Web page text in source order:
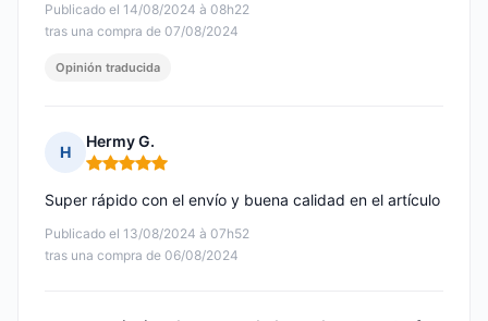
Publicado el 14/08/2024 à 08h22
tras una compra de 07/08/2024
Opinión traducida
H
Hermy G.
Nota: 5 de 5
Publicado el 13/08/2024 à 07h52
tras una compra de 06/08/2024
Super rápido con el envío y buena calidad en el artículo